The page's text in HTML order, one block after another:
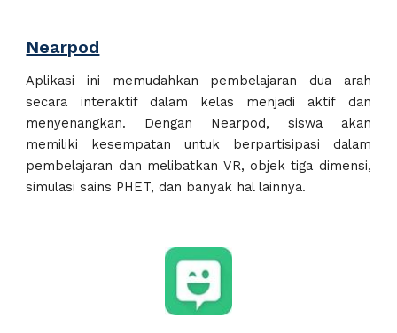
Nearpod
Aplikasi ini memudahkan pembelajaran dua arah
secara interaktif dalam kelas menjadi aktif dan
menyenangkan. Dengan Nearpod, siswa akan
memiliki kesempatan untuk berpartisipasi dalam
pembelajaran dan melibatkan VR, objek tiga dimensi,
simulasi sains PHET, dan banyak hal lainnya.